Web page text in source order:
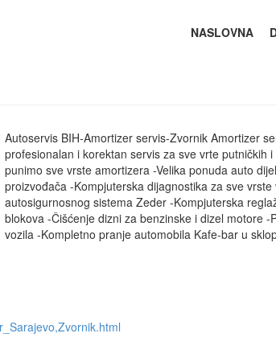
NASLOVNA
Autoservis BIH-Amortizer servis-Zvornik Amortizer
profesionalan i korektan servis za sve vrte putničkih
punimo sve vrste amortizera -Velika ponuda auto
proizvođača -Kompjuterska dijagnostika za sve
autosigurnosnog sistema Zeder -Kompjuterska
blokova -Čišćenje dizni za benzinske i dizel motore
vozila -Kompletno pranje automobila Kafe-bar u